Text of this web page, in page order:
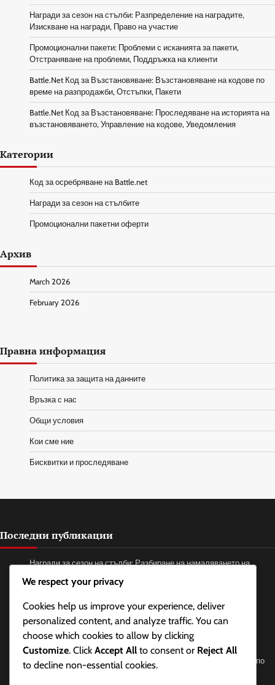
Награди за сезон на стълби: Разпределение на наградите,
Изискване на награди, Право на участие
Промоционални пакети: Проблеми с исканията за пакети,
Отстраняване на проблеми, Поддръжка на клиенти
Battle.Net Код за Възстановяване: Възстановяване на кодове по
време на разпродажби, Отстъпки, Пакети
Battle.Net Код за Възстановяване: Проследяване на историята на
възстановяването, Управление на кодове, Уведомления
Категории
Код за осребряване на Battle.net
Награди за сезон на стълбите
Промоционални пакетни оферти
Архив
March 2026
February 2026
Правна информация
Политика за защита на данните
Връзка с нас
Общи условия
Кои сме ние
Бисквитки и проследяване
Последни публикации
Награди за сезон на стълби: Разбиране на намаляването на
Изискване на награди, Право на участие
Промоционални пакети: Проблеми с исканията за пакети,
Отстраняване на проблеми, Поддръжка на клиенти
Battle.Net Код за Възстановяване: Възстановяване на кодове по
We respect your privacy
Cookies help us improve your experience, deliver
personalized content, and analyze traffic. You can
choose which cookies to allow by clicking
Customize. Click Accept All to consent or Reject All
to decline non-essential cookies.